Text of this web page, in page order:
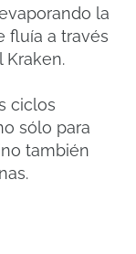
la
fluía a través
Kraken.
ciclos
sólo para
también